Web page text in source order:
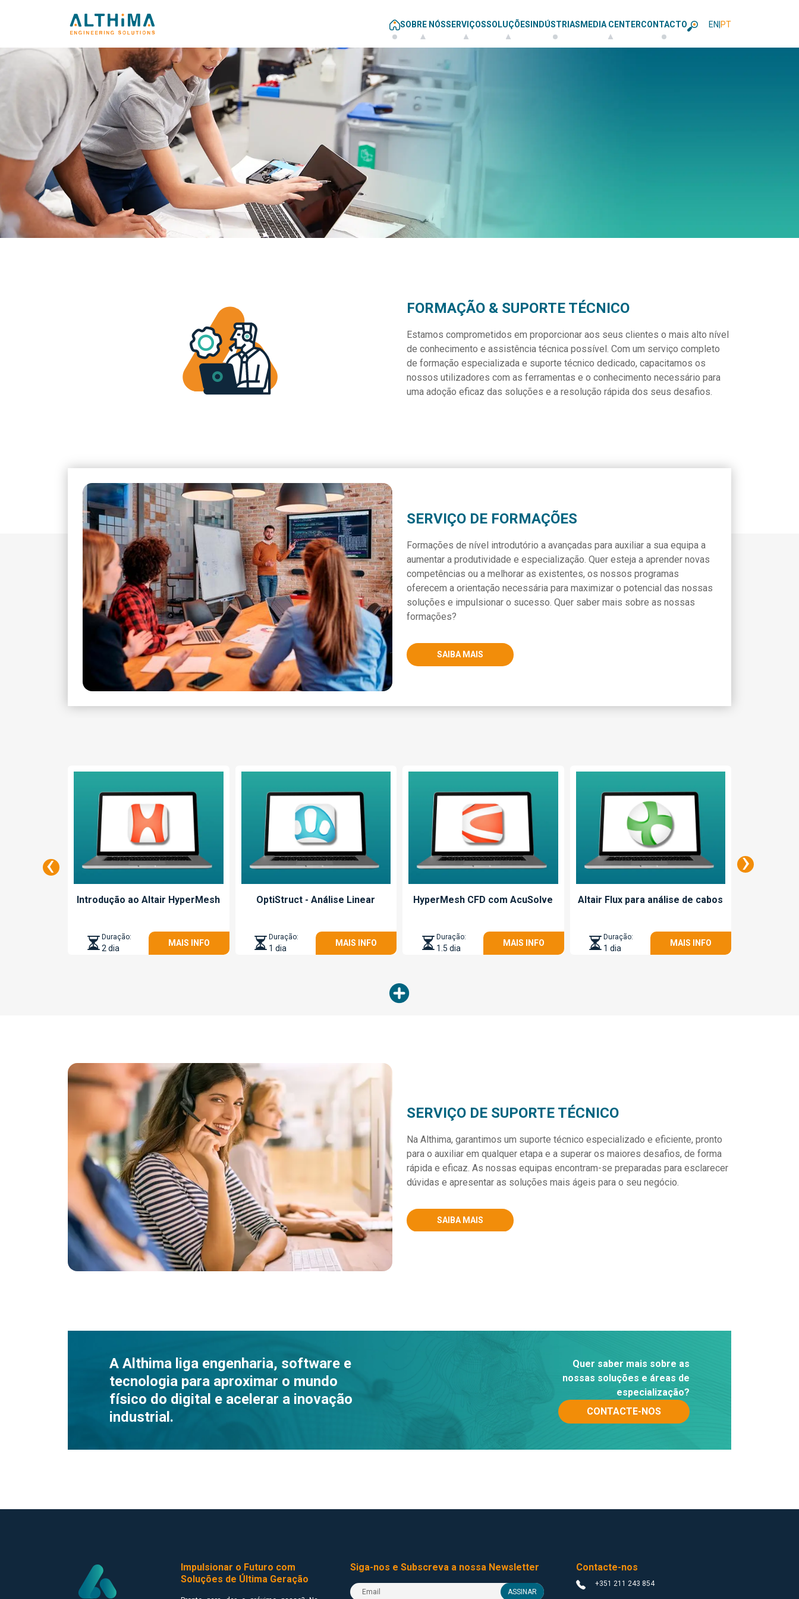
SOBRE NÓSSERVIÇOSSOLUÇÕES INDÚSTRIAS MEDIA CENTERCONTACTO EN PT
FORMAÇÃO & SUPORTE TÉCNICO
Estamos comprometidos em proporcionar aos seus clientes o mais alto nível
de conhecimento e assistência técnica possível. Com um serviço completo
de formação especializada e suporte técnico dedicado, capacitamos os
nossos utilizadores com as ferramentas e o conhecimento necessário para
uma adoção eficaz das soluções e a resolução rápida dos seus desafios.
SERVIÇO DE FORMAÇÕES
Formações de nível introdutório a avançadas para auxiliar a sua equipa a
aumentar a produtividade e especialização. Quer esteja a aprender novas
competências ou a melhorar as existentes, os nossos programas
oferecem a orientação necessária para maximizar o potencial das nossas
soluções e impulsionar o sucesso. Quer saber mais sobre as nossas
formações?
SAIBA MAIS
Introdução ao Altair HyperMesh
Duração:
2 dia
MAIS INFO
OptiStruct - Análise Linear
Duração:
1 dia
MAIS INFO
HyperMesh CFD com AcuSolve
Duração:
1.5 dia
MAIS INFO
Altair Flux para análise de cabos
Duração:
1 dia
MAIS INFO
‹ ›
SERVIÇO DE SUPORTE TÉCNICO
Na Althima, garantimos um suporte técnico especializado e eficiente, pronto
para o auxiliar em qualquer etapa e a superar os maiores desafios, de forma
rápida e eficaz. As nossas equipas encontram-se preparadas para esclarecer
dúvidas e apresentar as soluções mais ágeis para o seu negócio.
SAIBA MAIS
A Althima liga engenharia, software e
tecnologia para aproximar o mundo
físico do digital e acelerar a inovação
industrial.
Quer saber mais sobre as
nossas soluções e áreas de
especialização?
CONTACTE-NOS
Impulsionar o Futuro com
Soluções de Última Geração
Siga-nos e Subscreva a nossa Newsletter
ASSINAR
Contacte-nos
+351 211 243 854